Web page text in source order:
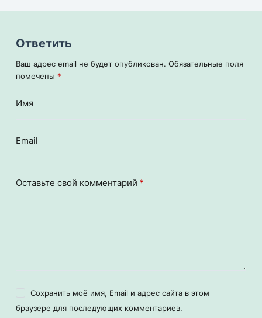
Ответить
Ваш адрес email не будет опубликован. Обязательные поля
помечены *
Имя
Email
Оставьте свой комментарий *
Сохранить моё имя, Email и адрес сайта в этом
браузере для последующих комментариев.